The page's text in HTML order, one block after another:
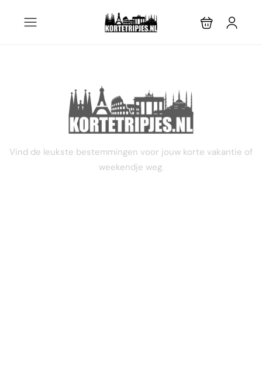
STEL JE EIGEN TRIP SAMEN
Vind de leukste bestemmingen voor jouw korte vakantie of
weekendje weg.